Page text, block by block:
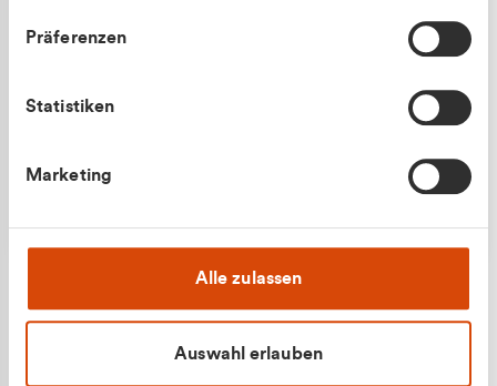
Präferenzen
Statistiken
Marketing
Alle zulassen
Auswahl erlauben